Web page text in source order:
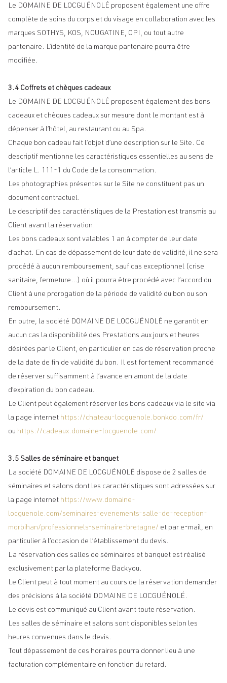
Le DOMAINE DE LOCGUÉNOLÉ proposent également une offre
complète de soins du corps et du visage en collaboration avec les
marques SOTHYS, KOS, NOUGATINE, OPI, ou tout autre
partenaire. L’identité de la marque partenaire pourra être
modifiée.
3.4 Coffrets et chèques cadeaux
Le DOMAINE DE LOCGUÉNOLÉ proposent également des bons
cadeaux et chèques cadeaux sur mesure dont le montant est à
dépenser à l’hôtel, au restaurant ou au Spa.
Chaque bon cadeau fait l’objet d’une description sur le Site. Ce
descriptif mentionne les caractéristiques essentielles au sens de
l’article L. 111-1 du Code de la consommation.
Les photographies présentes sur le Site ne constituent pas un
document contractuel.
Le descriptif des caractéristiques de la Prestation est transmis au
Client avant la réservation.
Les bons cadeaux sont valables 1 an à compter de leur date
d’achat. En cas de dépassement de leur date de validité, il ne sera
procédé à aucun remboursement, sauf cas exceptionnel (crise
sanitaire, fermeture…) où il pourra être procédé avec l’accord du
Client à une prorogation de la période de validité du bon ou son
remboursement.
En outre, la société DOMAINE DE LOCGUÉNOLÉ ne garantit en
aucun cas la disponibilité des Prestations aux jours et heures
désirées par le Client, en particulier en cas de réservation proche
de la date de fin de validité du bon. Il est fortement recommandé
de réserver suffisamment à l’avance en amont de la date
d’expiration du bon cadeau.
Le Client peut également réserver les bons cadeaux via le site via
la page internet https://chateau-locguenole.bonkdo.com/fr/
ou https://cadeaux.domaine-locguenole.com/
3.5 Salles de séminaire et banquet
La société DOMAINE DE LOCGUÉNOLÉ dispose de 2 salles de
séminaires et salons dont les caractéristiques sont adressées sur
la page internet https://www.domaine-
locguenole.com/seminaires-evenements-salle-de-reception-
morbihan/professionnels-seminaire-bretagne/ et par e-mail, en
particulier à l’occasion de l’établissement du devis.
La réservation des salles de séminaires et banquet est réalisé
exclusivement par la plateforme Backyou.
Le Client peut à tout moment au cours de la réservation demander
des précisions à la société DOMAINE DE LOCGUÉNOLÉ.
Le devis est communiqué au Client avant toute réservation.
Les salles de séminaire et salons sont disponibles selon les
heures convenues dans le devis.
Tout dépassement de ces horaires pourra donner lieu à une
facturation complémentaire en fonction du retard.